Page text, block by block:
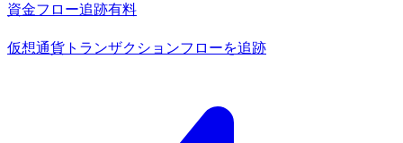
資金フロー追跡有料
仮想通貨トランザクションフローを追跡